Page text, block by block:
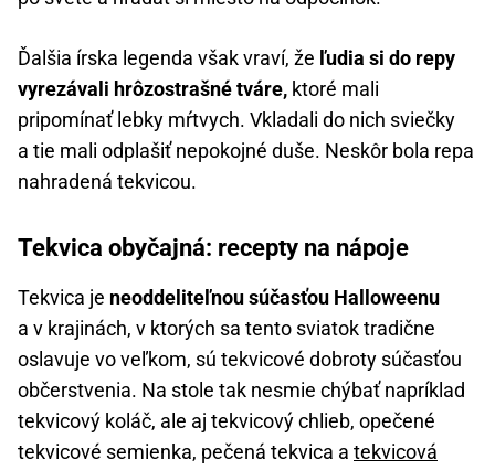
Ďalšia írska legenda však vraví, že ľudia si do repy
vyrezávali hrôzostrašné tváre, ktoré mali
pripomínať lebky mŕtvych. Vkladali do nich sviečky
a tie mali odplašiť nepokojné duše. Neskôr bola repa
nahradená tekvicou.
Tekvica obyčajná: recepty na nápoje
Tekvica je neoddeliteľnou súčasťou Halloweenu
a v krajinách, v ktorých sa tento sviatok tradične
oslavuje vo veľkom, sú tekvicové dobroty súčasťou
občerstvenia. Na stole tak nesmie chýbať napríklad
tekvicový koláč, ale aj tekvicový chlieb, opečené
tekvicové semienka, pečená tekvica a tekvicová